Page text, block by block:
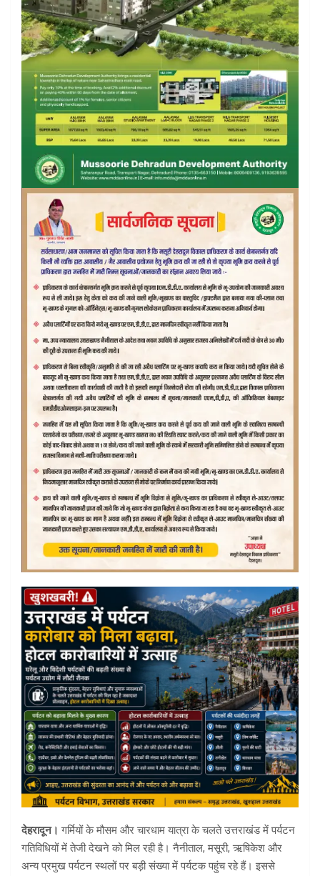
देहरादून। गर्मियों के मौसम और चारधाम यात्रा के चलते उत्तराखंड में पर्यटन
गतिविधियों में तेजी देखने को मिल रही है। नैनीताल, मसूरी, ऋषिकेश और
अन्य प्रमुख पर्यटन स्थलों पर बड़ी संख्या में पर्यटक पहुंच रहे हैं। इससे